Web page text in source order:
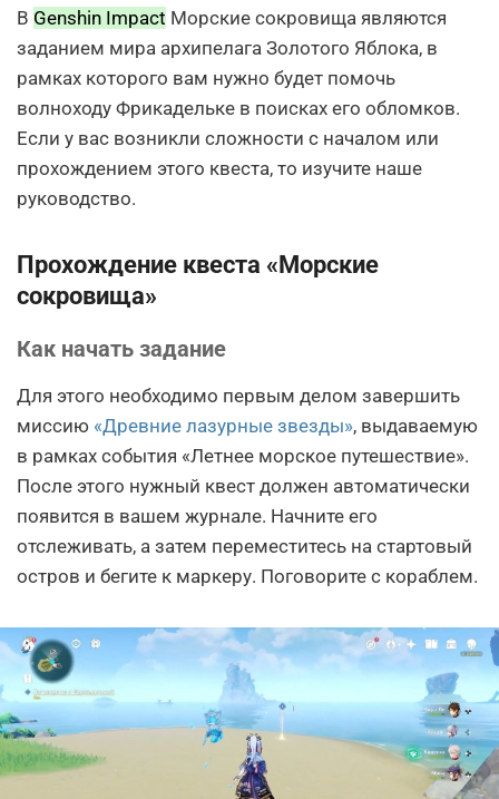
В Genshin Impact Морские сокровища являются
заданием мира архипелага Золотого Яблока, в
рамках которого вам нужно будет помочь
волноходу Фрикадельке в поисках его обломков.
Если у вас возникли сложности с началом или
прохождением этого квеста, то изучите наше
руководство.
Прохождение квеста «Морские
сокровища»
Как начать задание
Для этого необходимо первым делом завершить
миссию «Древние лазурные звезды», выдаваемую
в рамках события «Летнее морское путешествие».
После этого нужный квест должен автоматически
появится в вашем журнале. Начните его
отслеживать, а затем переместитесь на стартовый
остров и бегите к маркеру. Поговорите с кораблем.